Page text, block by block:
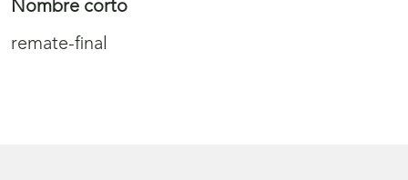
Nombre corto
remate-final